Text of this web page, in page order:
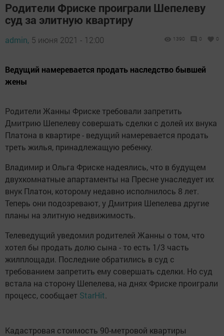
Родители Фриске проиграли Шепелеву
суд за элитную квартиру
admin, 5 июня 2021 - 12:00 1390 0 0
Ведущий намеревается продать наследство бывшей
жены
Родители Жанны Фриске требовали запретить
Дмитрию Шепелеву совершать сделки с долей их внука
Платона в квартире - ведущий намеревается продать
треть жилья, принадлежащую ребенку.
Владимир и Ольга Фриске надеялись, что в будущем
двухкомнатные апартаменты на Пресне унаследует их
внук Платон, которому недавно исполнилось 8 лет.
Теперь они подозревают, у Дмитрия Шепелева другие
планы на элитную недвижимость.
Телеведущий уведомил родителей Жанны о том, что
хотел бы продать долю сына - то есть 1/3 часть
жилплощади. Последние обратились в суд с
требованием запретить ему совершать сделки. Но суд
встала на сторону Шепелева, на днях Фриске проиграли
процесс, сообщает StarHit.
Кадастровая стоимость 90-метровой квартиры